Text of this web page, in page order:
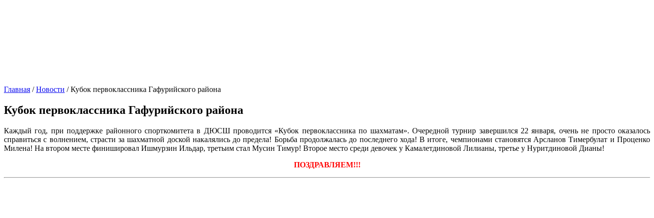
Главная /Новости /Кубок первоклассника Гафурийского района
Кубок первоклассника Гафурийского района
Каждый год, при поддержке районного спорткомитета в ДЮСШ проводится «Кубок первоклассника по шахматам». Очередной турнир завершился 22 января, очень не просто оказалось
справиться с волнением, страсти за шахматной доской накалялись до предела! Борьба продолжалась до последнего хода! В итоге, чемпионами становятся Арсланов Тимербулат и Проценко
Милена! На втором месте финишировал Ишмурзин Ильдар, третьим стал Мусин Тимур! Второе место среди девочек у Камалетдиновой Лилианы, третье у Нуритдиновой Дианы!
ПОЗДРАВЛЯЕМ!!!